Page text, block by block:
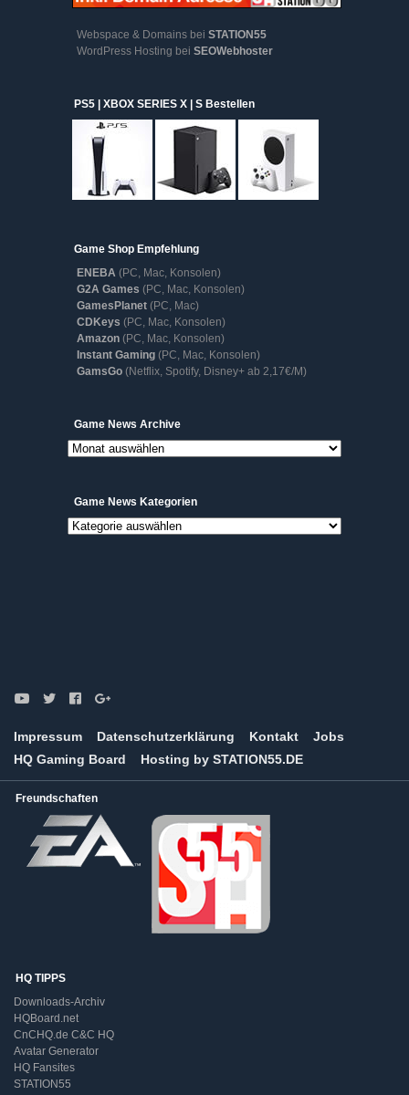
Webspace & Domains bei STATION55
WordPress Hosting bei SEOWebhoster
PS5 | XBOX SERIES X | S Bestellen
Game Shop Empfehlung
ENEBA (PC, Mac, Konsolen)
G2A Games (PC, Mac, Konsolen)
GamesPlanet (PC, Mac)
CDKeys (PC, Mac, Konsolen)
Amazon (PC, Mac, Konsolen)
Instant Gaming (PC, Mac, Konsolen)
GamsGo (Netflix, Spotify, Disney+ ab 2,17€/M)
Game News ArchiveGame
News
Archive
Game News Kategorien
Game
Impressum Datenschutzerklärung Kontakt
Jobs
HQ Gaming Board
Hosting by STATION55.DE
Freundschaften
HQ TIPPS
Downloads-Archiv
HQBoard.net
CnCHQ.de C&C HQ
Avatar Generator
HQ Fansites
STATION55